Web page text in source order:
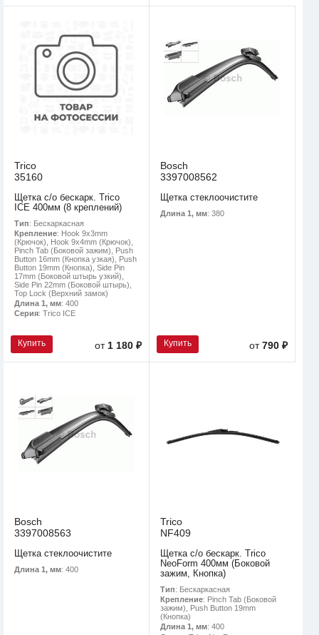
Trico
35160
Щетка с/о бескарк. Trico
ICE 400мм (8 креплений)
Тип: Бескаркасная
Крепление: Hook 9x3mm
(Крючок), Hook 9x4mm (Крючок),
Pinch Tab (Боковой зажим), Push
Button 16mm (Кнопка узкая), Push
Button 19mm (Кнопка), Side Pin
17mm (Боковой штырь узкий),
Side Pin 22mm (Боковой штырь),
Top Lock (Верхний замок)
Длина 1, мм: 400
Серия: Trico ICE
Купить от 1 180 ₽
Bosch
3397008562
Щетка стеклоочистите
Длина 1, мм: 380
Купить от790 ₽
Bosch
3397008563
Щетка стеклоочистите
Длина 1, мм: 400
Trico
NF409
Щетка с/о бескарк. Trico
NeoForm 400мм (Боковой
зажим, Кнопка)
Тип: Бескаркасная
Крепление: Pinch Tab (Боковой
зажим), Push Button 19mm
(Кнопка)
Длина 1, мм: 400